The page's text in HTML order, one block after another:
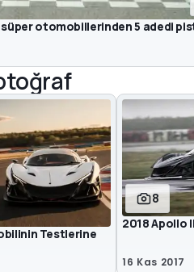
otomobillerinden 5 adedi
Testlerine
8
2018 Apollo
16 Kas 2017